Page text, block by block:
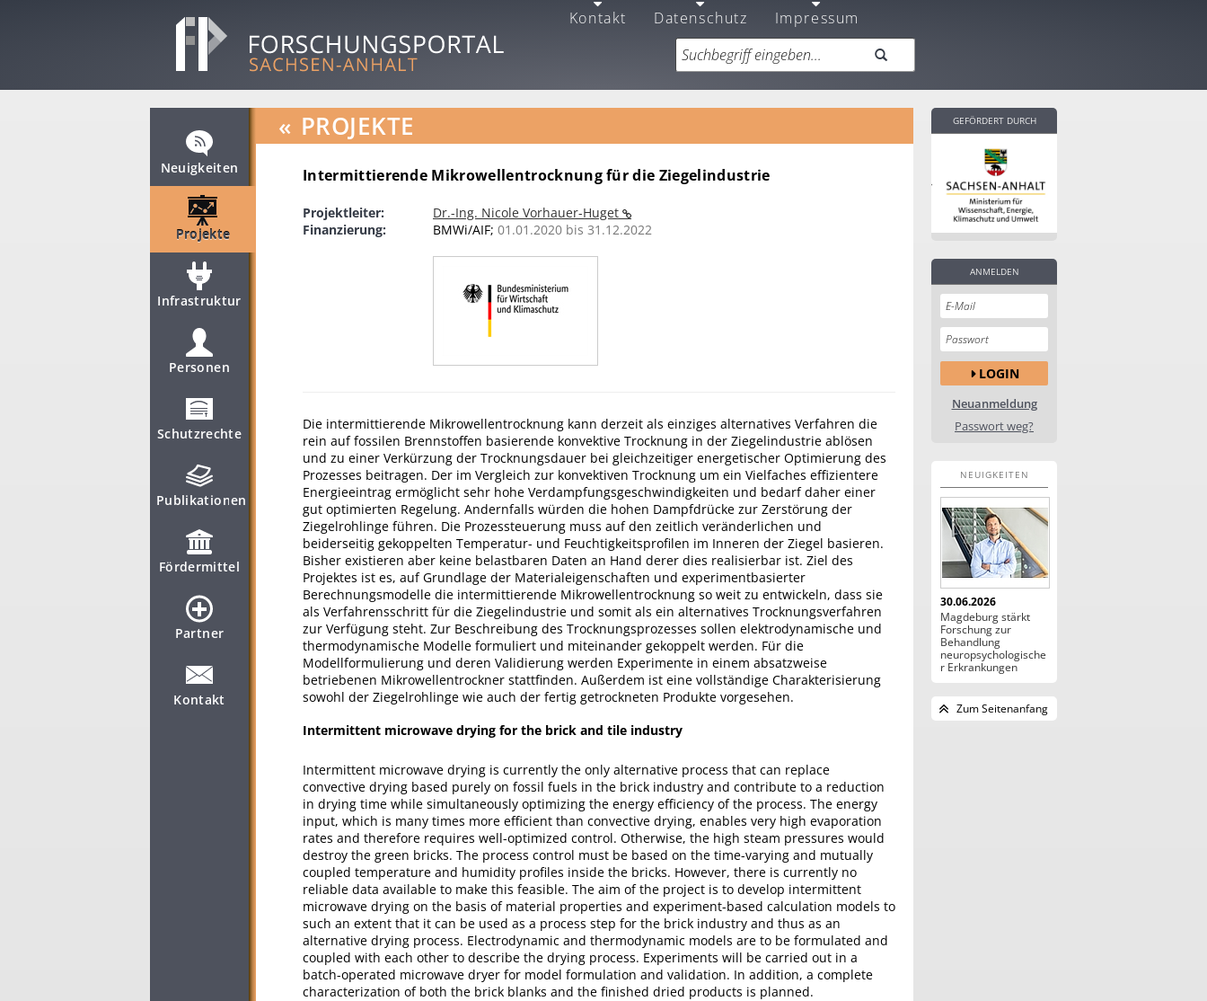
Kontakt Datenschutz Impressum
Neuigkeiten
Projekte
Infrastruktur
Personen
Schutzrechte
Publikationen
Fördermittel
Partner
Kontakt
« PROJEKTE
Intermittierende Mikrowellentrocknung für die Ziegelindustrie
Projektleiter:
Dr.-Ing. Nicole Vorhauer-Huget
Finanzierung:
BMWi/AIF; 01.01.2020 bis 31.12.2022
Die intermittierende Mikrowellentrocknung kann derzeit als einziges alternatives Verfahren die
rein auf fossilen Brennstoffen basierende konvektive Trocknung in der Ziegelindustrie ablösen
und zu einer Verkürzung der Trocknungsdauer bei gleichzeitiger energetischer Optimierung des
Prozesses beitragen. Der im Vergleich zur konvektiven Trocknung um ein Vielfaches effizientere
Energieeintrag ermöglicht sehr hohe Verdampfungsgeschwindigkeiten und bedarf daher einer
gut optimierten Regelung. Andernfalls würden die hohen Dampfdrücke zur Zerstörung der
Ziegelrohlinge führen. Die Prozessteuerung muss auf den zeitlich veränderlichen und
beiderseitig gekoppelten Temperatur- und Feuchtigkeitsprofilen im Inneren der Ziegel basieren.
Bisher existieren aber keine belastbaren Daten an Hand derer dies realisierbar ist. Ziel des
Projektes ist es, auf Grundlage der Materialeigenschaften und experimentbasierter
Berechnungsmodelle die intermittierende Mikrowellentrocknung so weit zu entwickeln, dass sie
als Verfahrensschritt für die Ziegelindustrie und somit als ein alternatives Trocknungsverfahren
zur Verfügung steht. Zur Beschreibung des Trocknungsprozesses sollen elektrodynamische und
thermodynamische Modelle formuliert und miteinander gekoppelt werden. Für die
Modellformulierung und deren Validierung werden Experimente in einem absatzweise
betriebenen Mikrowellentrockner stattfinden. Außerdem ist eine vollständige Charakterisierung
sowohl der Ziegelrohlinge wie auch der fertig getrockneten Produkte vorgesehen.
Intermittent microwave drying for the brick and tile industry
Intermittent microwave drying is currently the only alternative process that can replace
convective drying based purely on fossil fuels in the brick industry and contribute to a reduction
in drying time while simultaneously optimizing the energy efficiency of the process. The energy
input, which is many times more efficient than convective drying, enables very high evaporation
rates and therefore requires well-optimized control. Otherwise, the high steam pressures would
destroy the green bricks. The process control must be based on the time-varying and mutually
coupled temperature and humidity profiles inside the bricks. However, there is currently no
reliable data available to make this feasible. The aim of the project is to develop intermittent
microwave drying on the basis of material properties and experiment-based calculation models to
such an extent that it can be used as a process step for the brick industry and thus as an
alternative drying process. Electrodynamic and thermodynamic models are to be formulated and
coupled with each other to describe the drying process. Experiments will be carried out in a
batch-operated microwave dryer for model formulation and validation. In addition, a complete
characterization of both the brick blanks and the finished dried products is planned.
GEFÖRDERT DURCH
ANMELDEN
LOGIN
Neuanmeldung
Passwort weg?
NEUIGKEITEN
30.06.2026
Magdeburg stärkt
Forschung zur
Behandlung
neuropsychologische
r Erkrankungen
Zum Seitenanfang